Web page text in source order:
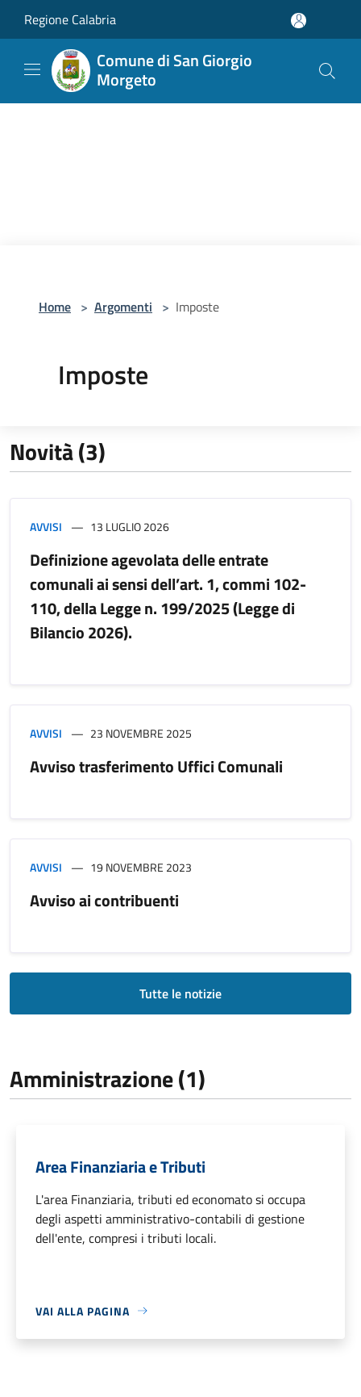
Regione Calabria
Comune di San Giorgio
Morgeto
Home > Argomenti > Imposte
Imposte
Novità (3)
AVVISI 13 LUGLIO 2026
Definizione agevolata delle entrate
comunali ai sensi dell’art. 1, commi 102-
110, della Legge n. 199/2025 (Legge di
Bilancio 2026).
AVVISI 23 NOVEMBRE 2025
Avviso trasferimento Uffici Comunali
AVVISI 19 NOVEMBRE 2023
Avviso ai contribuenti
Tutte le notizie
Amministrazione (1)
Area Finanziaria e Tributi
L'area Finanziaria, tributi ed economato si occupa
degli aspetti amministrativo-contabili di gestione
dell'ente, compresi i tributi locali.
VAI ALLA PAGINA